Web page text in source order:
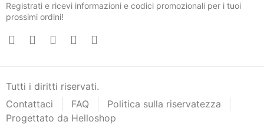
Registrati e ricevi informazioni e codici promozionali per i tuoi
prossimi ordini!
Tutti i diritti riservati.
Contattaci
FAQ
Politica sulla riservatezza
Progettato da Helloshop